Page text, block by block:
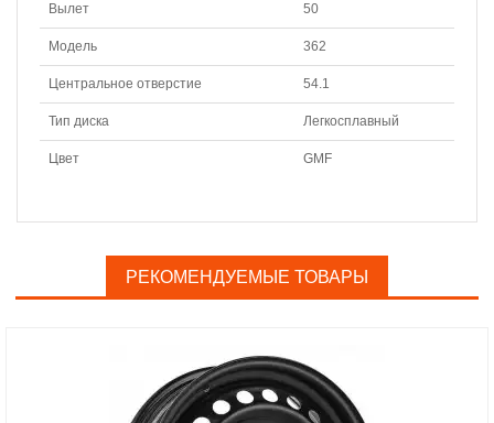
Вылет 50
Модель 362
Центральное отверстие 54.1
Тип диска Легкосплавный
Цвет GMF
РЕКОМЕНДУЕМЫЕ ТОВАРЫ